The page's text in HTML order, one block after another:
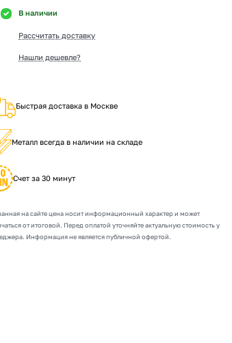
В наличии
Рассчитать доставку
Нашли дешевле?
Быстрая доставка в Москве
Металл всегда в наличии на складе
Счет за 30 минут
на сайте цена носит информационный характер и может
от итоговой. Перед оплатой уточняйте актуальную стоимость у
Информация не является публичной офертой.